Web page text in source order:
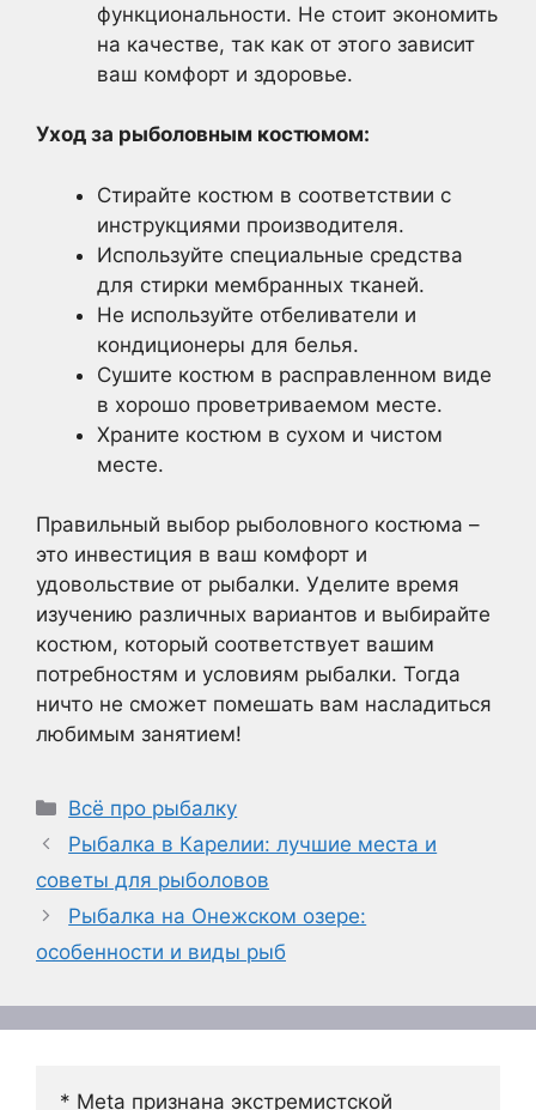
функциональности. Не стоит экономить
на качестве, так как от этого зависит
ваш комфорт и здоровье.
Уход за рыболовным костюмом:
Стирайте костюм в соответствии с
инструкциями производителя.
Используйте специальные средства
для стирки мембранных тканей.
Не используйте отбеливатели и
кондиционеры для белья.
Сушите костюм в расправленном виде
в хорошо проветриваемом месте.
Храните костюм в сухом и чистом
месте.
Правильный выбор рыболовного костюма –
это инвестиция в ваш комфорт и
удовольствие от рыбалки. Уделите время
изучению различных вариантов и выбирайте
костюм, который соответствует вашим
потребностям и условиям рыбалки. Тогда
ничто не сможет помешать вам насладиться
любимым занятием!
Рубрики
Всё про рыбалку
Рыбалка в Карелии: лучшие места и
советы для рыболовов
Рыбалка на Онежском озере:
особенности и виды рыб
* Meta признана экстремистской